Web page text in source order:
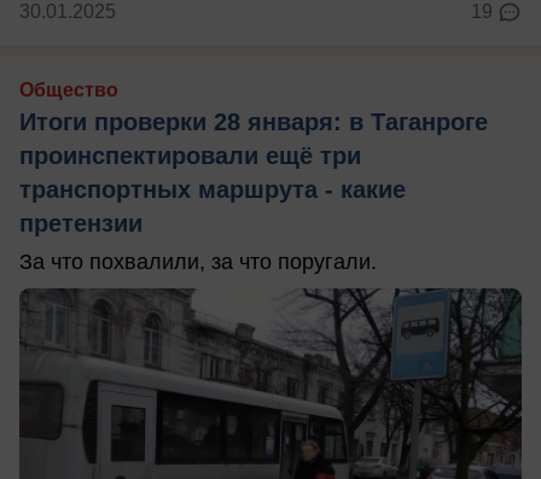
30.01.2025 19
Общество
Итоги проверки 28 января: в Таганроге
проинспектировали ещё три
транспортных маршрута - какие
претензии
За что похвалили, за что поругали.